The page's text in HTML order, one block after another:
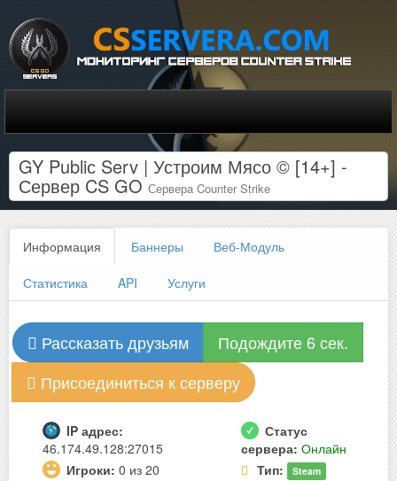
GY Publiс Serv | Устроим Мясо © [14+] -
Сервер CS GOСервера Counter Strike
Информация Баннеры Веб-Модуль
Статистика API Услуги
Рассказать друзьям
Подождите 6 сек.
Присоединиться к серверу
IP адрес:
46.174.49.128:27015
Статус
сервера: Онлайн
Игроки: 0 из 20 Тип: Steam